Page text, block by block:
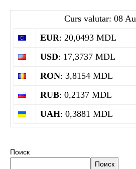
Curs valutar: 08
EUR: 20,0493 MDL
USD: 17,3737 MDL
RON: 3,8154 MDL
RUB: 0,2137 MDL
UAH: 0,3881 MDL
Поиск
Поиск